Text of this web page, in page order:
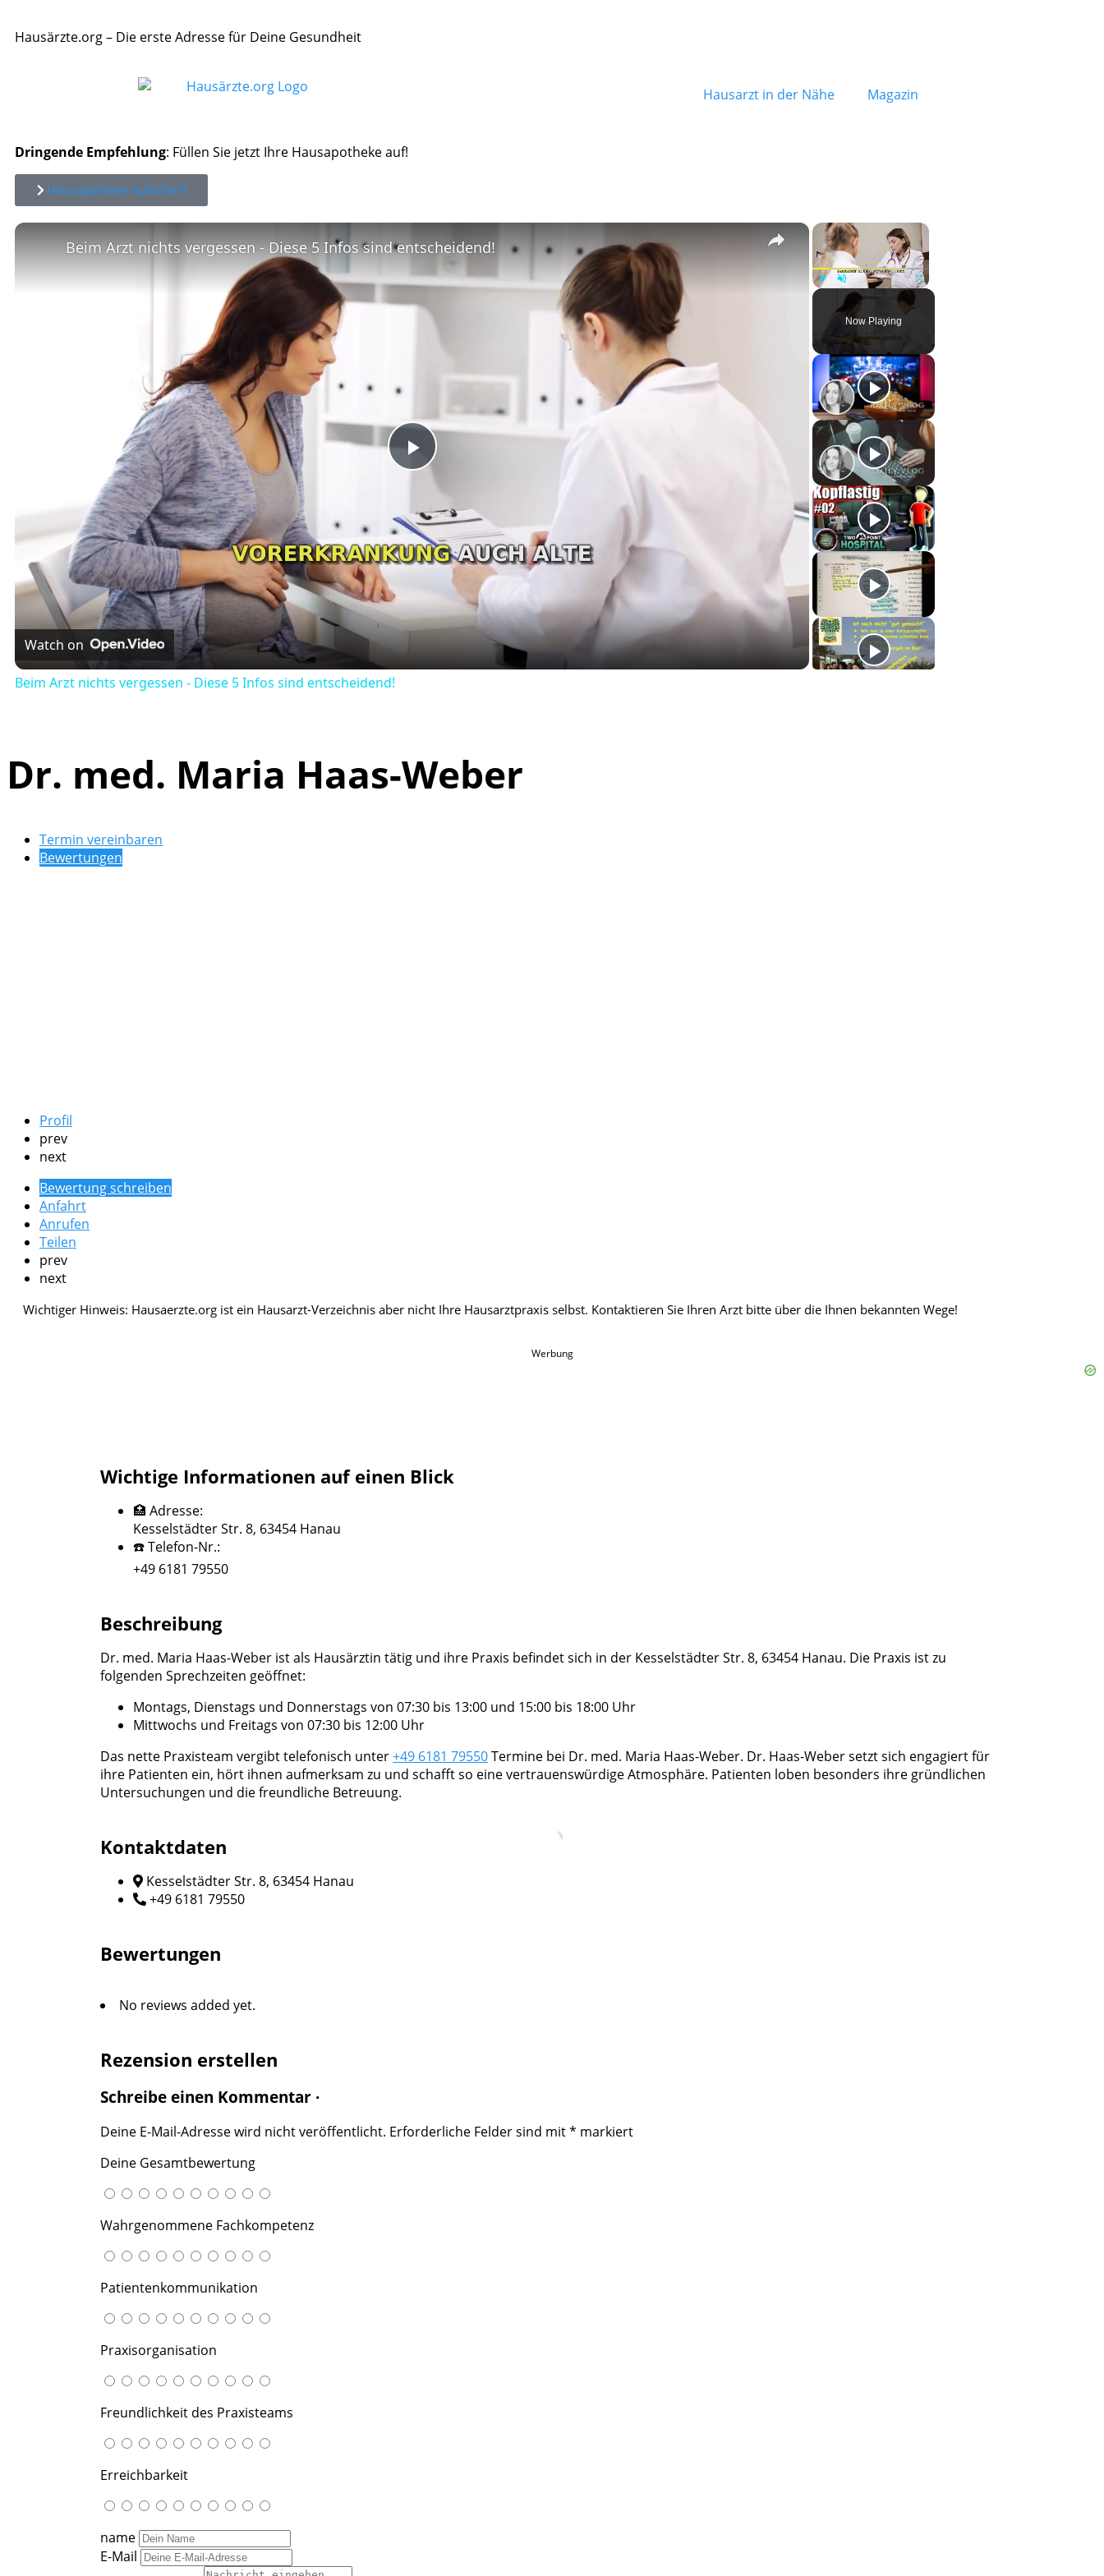
Hausärzte.org – Die erste Adresse für Deine Gesundheit
Hausarzt in der Nähe Magazin
Dringende Empfehlung: Füllen Sie jetzt Ihre Hausapotheke auf!
Hausapotheke auffüllen*
×
Unmute Fullscreen
Now Playing
×
Play
Video
Beim Arzt nichts vergessen - Diese 5 Infos sind entscheidend!
Watch on
Beim Arzt nichts vergessen - Diese 5 Infos sind entscheidend!
Dr. med. Maria Haas-Weber
Termin vereinbaren
Bewertungen
Profil
prev
next
Bewertung schreiben
Anfahrt
Anrufen
Teilen
prev
next
Werbung
Wichtige Informationen auf einen Blick
🏥 Adresse:
Kesselstädter Str. 8, 63454 Hanau
☎️ Telefon-Nr.:
+49 6181 79550
Beschreibung
Dr. med. Maria Haas-Weber ist als Hausärztin tätig und ihre Praxis befindet sich in der Kesselstädter Str. 8, 63454 Hanau. Die Praxis ist zu
folgenden Sprechzeiten geöffnet:
Montags, Dienstags und Donnerstags von 07:30 bis 13:00 und 15:00 bis 18:00 Uhr
Mittwochs und Freitags von 07:30 bis 12:00 Uhr
Das nette Praxisteam vergibt telefonisch unter+49 6181 79550Termine bei Dr. med. Maria Haas-Weber. Dr. Haas-Weber setzt sich engagiert für
ihre Patienten ein, hört ihnen aufmerksam zu und schafft so eine vertrauenswürdige Atmosphäre. Patienten loben besonders ihre gründlichen
Untersuchungen und die freundliche Betreuung.
Kontaktdaten
Kesselstädter Str. 8, 63454 Hanau
+49 6181 79550
Bewertungen
No reviews added yet.
Rezension erstellen
Schreibe einen Kommentar ·
Deine E-Mail-Adresse wird nicht veröffentlicht. Erforderliche Felder sind mit* markiert
Deine Gesamtbewertung
Wahrgenommene Fachkompetenz
Patientenkommunikation
Praxisorganisation
Freundlichkeit des Praxisteams
Erreichbarkeit
name
E-Mail